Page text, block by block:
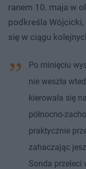
ranem 10. maja w
podkreśla
się w ciągu
Po minięciu
nie weszła
kierowała się
północno-
praktycznie
zahaczając
Sonda przeleci